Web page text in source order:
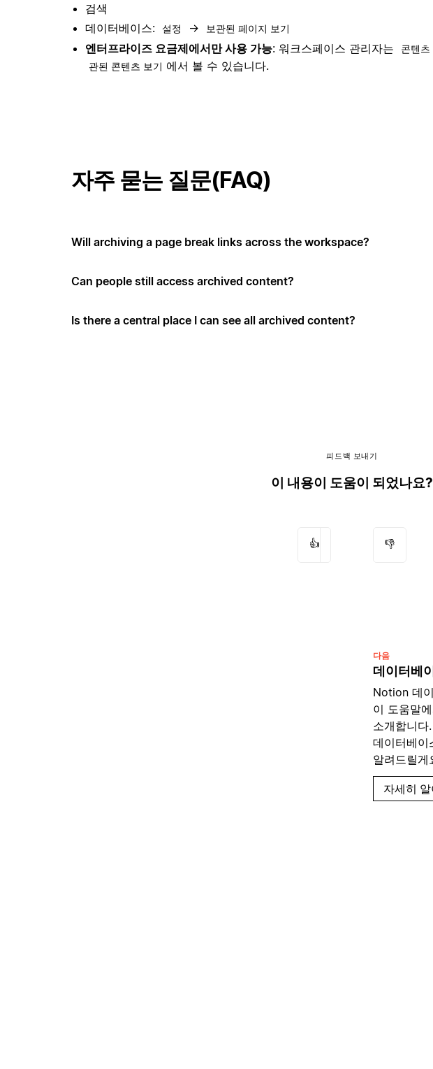
검색
데이터베이스: 설정 → 보관된 페이지 보기
엔터프라이즈 요금제에서만 사용 가능: 워크스페이스 관리자는 콘텐츠
관된 콘텐츠 보기 에서 볼 수 있습니다.
자주 묻는 질문(FAQ)
Will archiving a page break links across the workspace?
Can people still access archived content?
Is there a central place I can see all archived content?
피드백 보내기
이 내용이 도움이 되었나요?
👍 👎
다음
데이터베
Notion 데
이 도움말
소개합니다
데이터베이
알려드릴
자세히